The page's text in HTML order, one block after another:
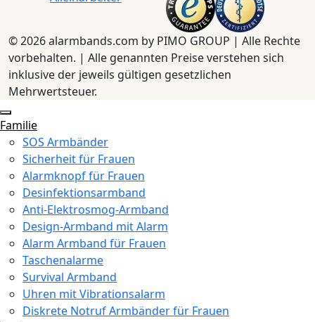
© 2026 alarmbands.com by PIMO GROUP | Alle Rechte
vorbehalten. | Alle genannten Preise verstehen sich
inklusive der jeweils gültigen gesetzlichen
Mehrwertsteuer.
Familie
SOS Armbänder
Sicherheit für Frauen
Alarmknopf für Frauen
Desinfektionsarmband
Anti-Elektrosmog-Armband
Design-Armband mit Alarm
Alarm Armband für Frauen
Taschenalarme
Survival Armband
Uhren mit Vibrationsalarm
Diskrete Notruf Armbänder für Frauen